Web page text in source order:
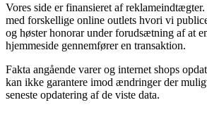
Vores side er finansieret af
med forskellige online outlets hvori vi
og høster honorar under forudsætning af at
hjemmeside gennemfører en transaktion.
Fakta angående varer og internet shops
kan ikke garantere imod ændringer der
seneste opdatering af de viste data.